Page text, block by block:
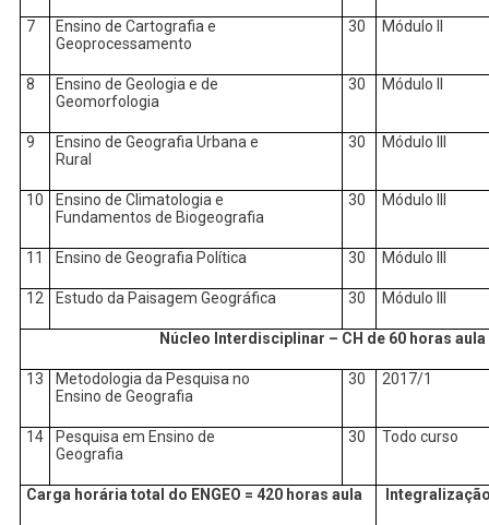
7
Ensino de Cartografia e
Geoprocessamento
30 Módulo II
8
Ensino de Geologia e de
Geomorfologia
30 Módulo II
9
Ensino de Geografia Urbana e
Rural
30 Módulo III
10
Ensino de Climatologia e
Fundamentos de Biogeografia
30 Módulo III
11 Ensino de Geografia Política 30 Módulo III
12 Estudo da Paisagem Geográfica 30 Módulo III
Núcleo Interdisciplinar – CH de 60 horas aula
13
Metodologia da Pesquisa no
Ensino de Geografia
30 2017/1
14
Pesquisa em Ensino de
Geografia
30 Todo curso
Carga horária total do ENGEO = 420 horas aula